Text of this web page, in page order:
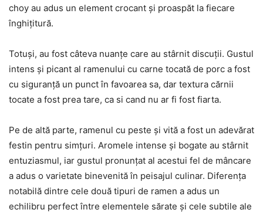
choy au adus un element crocant și proaspăt la fiecare
înghițitură.
Totuși, au fost câteva nuanțe care au stârnit discuții. Gustul
intens și picant al ramenului cu carne tocată de porc a fost
cu siguranță un punct în favoarea sa, dar textura cărnii
tocate a fost prea tare, ca si cand nu ar fi fost fiarta.
Pe de altă parte, ramenul cu peste și vită a fost un adevărat
festin pentru simțuri. Aromele intense și bogate au stârnit
entuziasmul, iar gustul pronunțat al acestui fel de mâncare
a adus o varietate binevenită în peisajul culinar. Diferența
notabilă dintre cele două tipuri de ramen a adus un
echilibru perfect între elementele sărate și cele subtile ale